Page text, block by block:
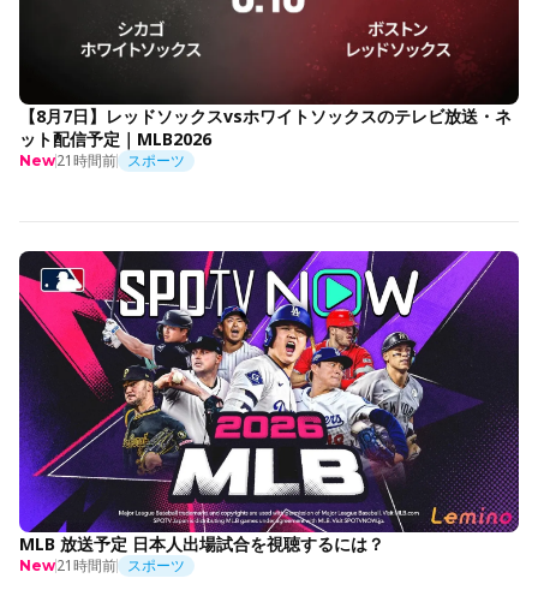
【8月7日】レッドソックスvsホワイトソックスのテレビ放送・ネ
ット配信予定｜MLB2026
New21時間前 スポーツ
MLB 放送予定 日本人出場試合を視聴するには？
New21時間前 スポーツ